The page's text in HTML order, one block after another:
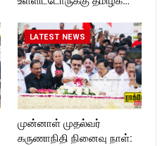
LATEST NEWS
முன்னாள் முதல்வர்
கருணாநிதி நினைவு நாள்: